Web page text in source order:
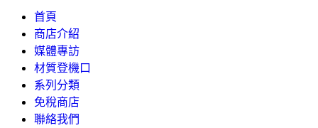
首頁
商店介紹
媒體專訪
材質登機口
系列分類
免稅商店
聯絡我們